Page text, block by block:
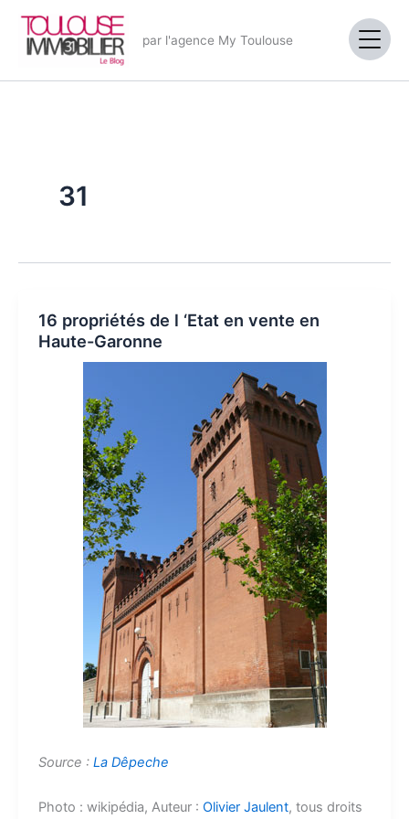
contenu
par l'agence My Toulouse
31
16 propriétés de l ‘Etat en vente en
Haute-Garonne
Source : La Dêpeche
Photo : wikipédia, Auteur : Olivier Jaulent, tous droits